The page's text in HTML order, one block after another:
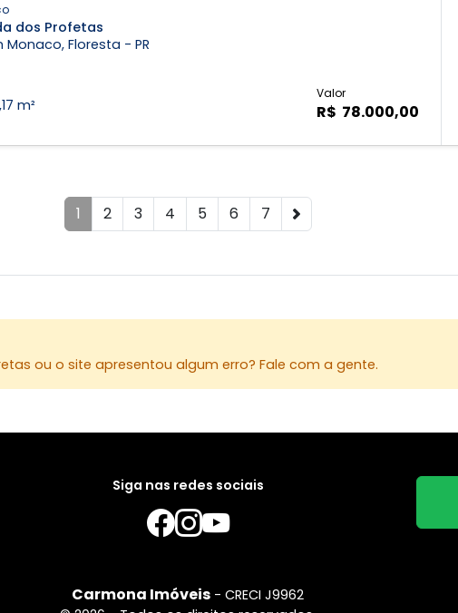
dos Profetas
Monaco, Floresta - PR
m²
Valor
R$ 78.000,00
1 2 3 4 5 6 7
ou o site apresentou algum erro? Fale com a gente.
Siga nas redes sociais
Carmona Imóveis - CRECI J9962